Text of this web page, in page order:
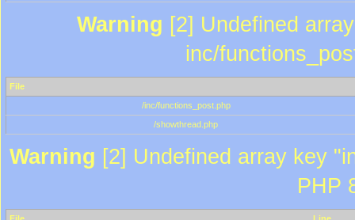
Warning [2] Undefined
inc/
File
/inc/functions_post.php
/showthread.php
Warning [2] Undefined array key
PHP